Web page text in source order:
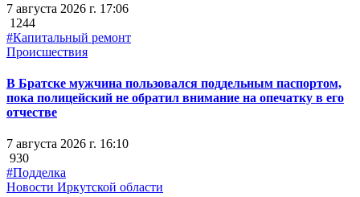
7 августа 2026 г. 17:06
1244
#Капитальный ремонт
Происшествия
В Братске мужчина пользовался поддельным паспортом,
пока полицейский не обратил внимание на опечатку в его
отчестве
7 августа 2026 г. 16:10
930
#Подделка
Новости Иркутской области